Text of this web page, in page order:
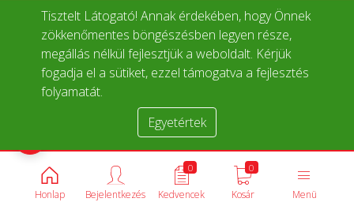
Tisztelt Látogató! Annak érdekében, hogy Önnek
zökkenőmentes böngészésben legyen része,
megállás nélkül fejlesztjük a weboldalt. Kérjük
fogadja el a sütiket, ezzel támogatva a fejlesztés
folyamatát.
Egyetértek
Honlap Menü
0
Kosár
0
Kedvencek
Bejelentkezés
Termékek összehasonlítása